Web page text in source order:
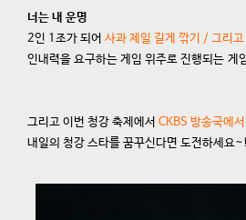
너는 내 운명
2인 1조가 되어 사과 제일 길게 깎기 / 그리
인내력을 요구하는 게임 위주로 진행되는 게
그리고 이번 청강 축제에서 CKBS 방송국에
내일의 청강 스타를 꿈꾸신다면 도전하세요~!